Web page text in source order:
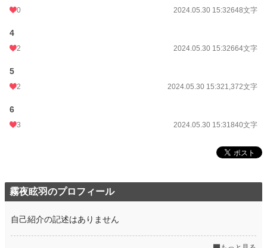
累計ポイント
0 2024.05.30 15:32648文字
4
2 2024.05.30 15:32664文字
5
2 2024.05.30 15:321,372文字
6
3 2024.05.30 15:31840文字
霧夜眩羽のプロフィール
自己紹介の記述はありません